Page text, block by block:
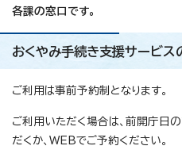
各課の窓口です。
おくやみ手続き支援サービス
ご利用は事前予約制となります。
ご利用いただく場合は、前開庁日
だくか、WEBでご予約ください。